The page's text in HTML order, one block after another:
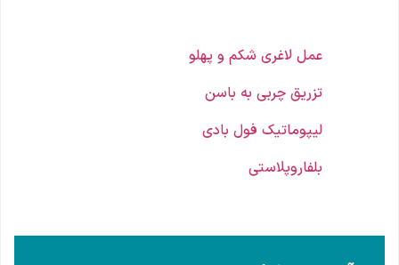
عمل لاغری شکم و پهلو
تزریق چربی به باسن
لیپوماتیک فول بادی
بلفاروپلاستی